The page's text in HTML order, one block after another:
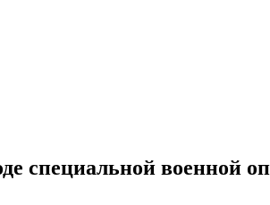
специальной военной